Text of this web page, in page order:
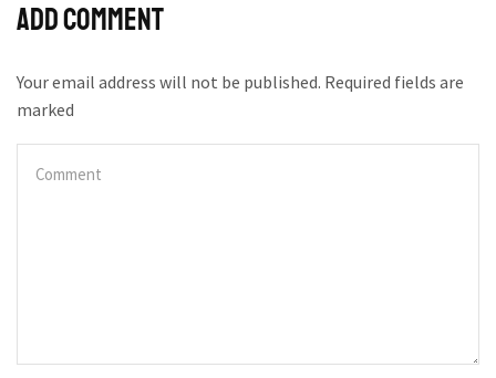
Add comment
Your email address will not be published. Required fields are
marked